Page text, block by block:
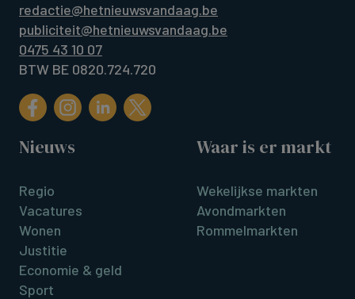
redactie@hetnieuwsvandaag.be
publiciteit@hetnieuwsvandaag.be
0475 43 10 07
BTW BE 0820.724.720
Nieuws
Regio
Vacatures
Wonen
Justitie
Economie & geld
Sport
Waar is er markt
Wekelijkse markten
Avondmarkten
Rommelmarkten